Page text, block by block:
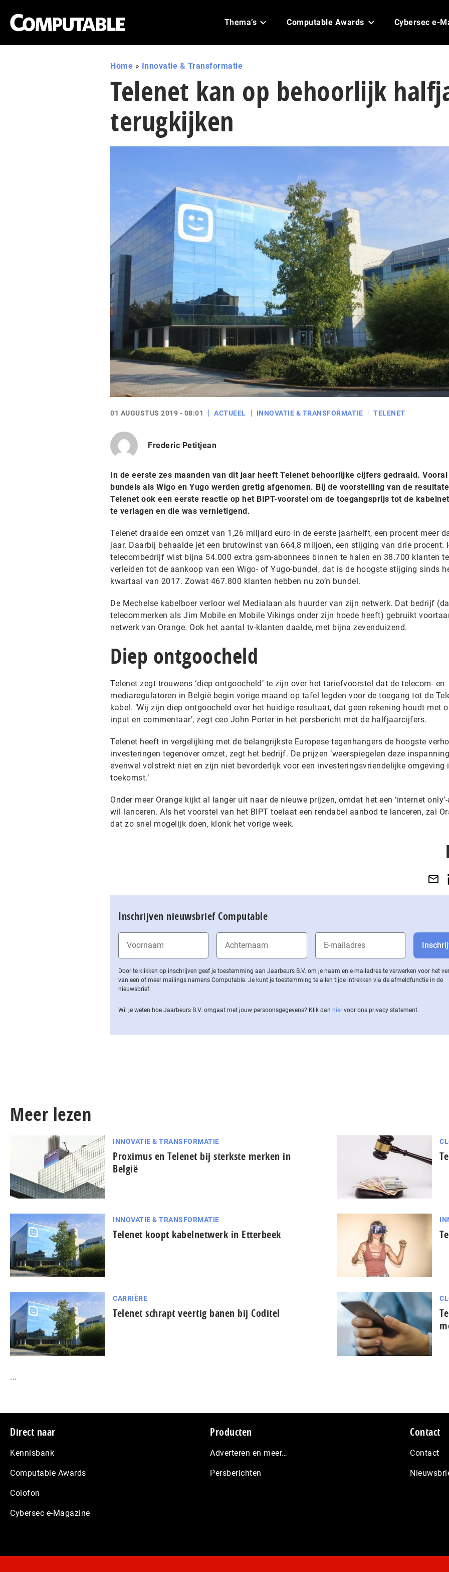
Thema’s Computable Awards Cybersec e-
Home » Innovatie & Transformatie
Telenet kan op behoorlijk
terugkijken
01 AUGUSTUS 2019 - 08:01 ACTUEEL INNOVATIE & TRANSFORMATIE TELENET
Frederic Petitjean
In de eerste zes maanden van dit jaar heeft Telenet behoorlijke cijfers gedraaid. Vooral
bundels als Wigo en Yugo werden gretig afgenomen. Bij de voorstelling van de
Telenet ook een eerste reactie op het BIPT-voorstel om de toegangsprijs tot de
te verlagen en die was vernietigend.
Telenet draaide een omzet van 1,26 miljard euro in de eerste jaarhelft, een procent meer
jaar. Daarbij behaalde jet een brutowinst van 664,8 miljoen, een stijging van drie procent.
telecombedrijf wist bijna 54.000 extra gsm-abonnees binnen te halen en 38.700 klanten te
verleiden tot de aankoop van een Wigo- of Yugo-bundel, dat is de hoogste stijging sinds
kwartaal van 2017. Zowat 467.800 klanten hebben nu zo’n bundel.
De Mechelse kabelboer verloor wel Medialaan als huurder van zijn netwerk. Dat bedrijf
telecommerken als Jim Mobile en Mobile Vikings onder zijn hoede heeft) gebruikt
netwerk van Orange. Ook het aantal tv-klanten daalde, met bijna zevenduizend.
Diep ontgoocheld
Telenet zegt trouwens ‘diep ontgoocheld’ te zijn over het tariefvoorstel dat de telecom- en
mediaregulatoren in België begin vorige maand op tafel legden voor de toegang tot de
kabel. ‘Wij zijn diep ontgoocheld over het huidige resultaat, dat geen rekening houdt met
input en commentaar’, zegt ceo John Porter in het persbericht met de halfjaarcijfers.
Telenet heeft in vergelijking met de belangrijkste Europese tegenhangers de hoogste
investeringen tegenover omzet, zegt het bedrijf. De prijzen ‘weerspiegelen deze
evenwel volstrekt niet en zijn niet bevorderlijk voor een investeringsvriendelijke omgeving
toekomst.’
Onder meer Orange kijkt al langer uit naar de nieuwe prijzen, omdat het een ‘internet
wil lanceren. Als het voorstel van het BIPT toelaat een rendabel aanbod te lanceren, zal
dat zo snel mogelijk doen, klonk het vorige week.
Inschrijven nieuwsbrief Computable
Door te klikken op inschrijven geef je toestemming aan Jaarbeurs B.V. om je naam en e-mailadres te verwerken voor het
van een of meer mailings namens Computable. Je kunt je toestemming te allen tijde intrekken via de af­meld­func­tie in de
nieuwsbrief.
Wil je weten hoe Jaarbeurs B.V. omgaat met jouw per­soons­ge­ge­vens? Klik dan hier voor ons privacy statement.
Meer lezen
INNOVATIE & TRANSFORMATIE
Proximus en Telenet bij sterkste merken in
België
INNOVATIE & TRANSFORMATIE
Telenet koopt kabelnetwerk in Etterbeek
CARRIÈRE
Telenet schrapt veertig banen bij Coditel
...
Footer
Direct naar
Kennisbank
Computable Awards
Colofon
Cybersec e-Magazine
Producten
Adverteren en meer…
Persberichten
Contact
Contact